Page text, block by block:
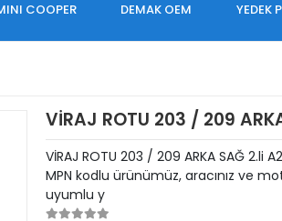
COOPER DEMAK OEM YEDEK
VİRAJ ROTU 203 / 209
VİRAJ ROTU 203 / 209 ARKA SAĞ
MPN kodlu ürünümüz, aracınız ve
uyumlu y